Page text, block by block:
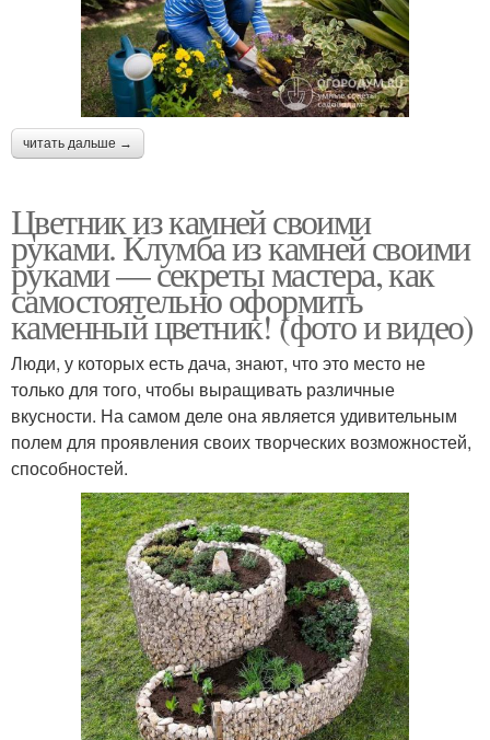
читать дальше →
Цветник из камней своими
руками. Клумба из камней своими
руками — секреты мастера, как
самостоятельно оформить
каменный цветник! (фото и видео)
Люди, у которых есть дача, знают, что это место не
только для того, чтобы выращивать различные
вкусности. На самом деле она является удивительным
полем для проявления своих творческих возможностей,
способностей.